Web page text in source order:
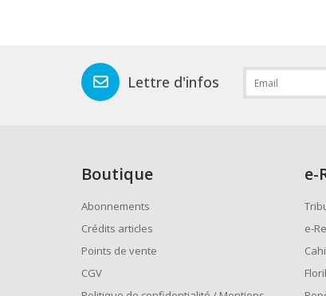
Lettre d'infos
Boutique
Abonnements
Crédits articles
Points de vente
CGV
e-
e-